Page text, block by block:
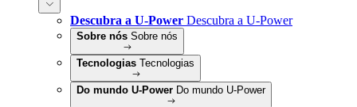
Descubra a U-Power Descubra a U-Power
Sobre nós Sobre nós
Tecnologias Tecnologias
Do mundo U-Power Do mundo U-Power